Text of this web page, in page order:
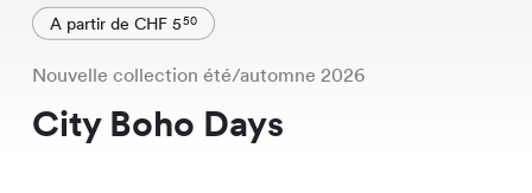
A partir de CHF 550
Nouvelle collection été/automne 2026
City Boho Days